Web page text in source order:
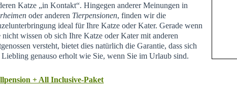
Katze „in Kontakt“. Hingegen anderer Meinungen in
oder anderen Tierpensionen, finden wir die
ideal für Ihre Katze oder Kater. Gerade wenn
nicht wissen ob sich Ihre Katze oder Kater mit anderen
versteht, bietet dies natürlich die Garantie, dass sich
genauso erholt wie Sie, wenn Sie im Urlaub sind.
+ All Inclusive-Paket